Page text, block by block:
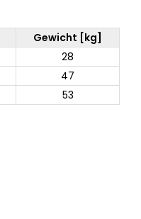
Gewicht [kg]
28
47
53